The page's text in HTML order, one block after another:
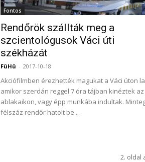
Fontos
Rendőrök szállták meg a
szcientológusok Váci úti
székházát
FüHü - 2017-10-18
Akciófilmben érezhették magukat a Váci úton
amikor szerdán reggel 7 óra tájban kinéztek az
ablakaikon, vagy épp munkába indultak.
félszáz rendőr hatolt be...
2. oldal